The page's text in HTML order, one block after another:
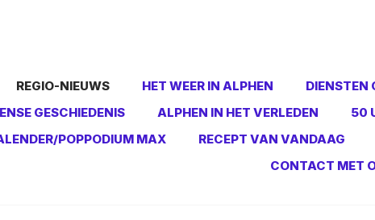
REGIO-NIEUWS HET WEER IN ALPHEN DIENSTEN
GESCHIEDENIS
ALPHEN IN HET VERLEDEN 50
POPPODIUM MAX
RECEPT VAN VANDAAG
CONTACT MET